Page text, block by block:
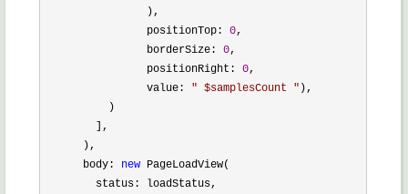
                ),
                positionTop:
0,
                borderSize:
0,
                positionRight:
0,
                value:
" $samplesCount " ),
          )
        ],
      ),
      body:
new PageLoadView(
        status: loadStatus,